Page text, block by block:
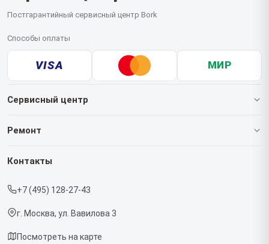
Постгарантийный сервисный центр Bork
Способы оплаты
VISA МИР
Сервисный центр
О нашем сервисе
Срочный ремонт
Доставка и способы оплаты
Ремонт
Роботов-пылесосов
Контакты
+7 (495) 128-27-43
г. Москва, ул. Вавилова 3
Посмотреть на карте